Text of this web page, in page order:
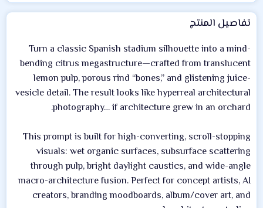
تفاصيل المنتج
Turn a classic Spanish stadium silhouette into a mind-
bending citrus megastructure—crafted from translucent
lemon pulp, porous rind “bones,” and glistening juice-
vesicle detail. The result looks like hyperreal architectural
photography… if architecture grew in an orchard.
This prompt is built for high-converting, scroll-stopping
visuals: wet organic surfaces, subsurface scattering
through pulp, bright daylight caustics, and wide-angle
macro-architecture fusion. Perfect for concept artists, AI
creators, branding moodboards, album/cover art, and